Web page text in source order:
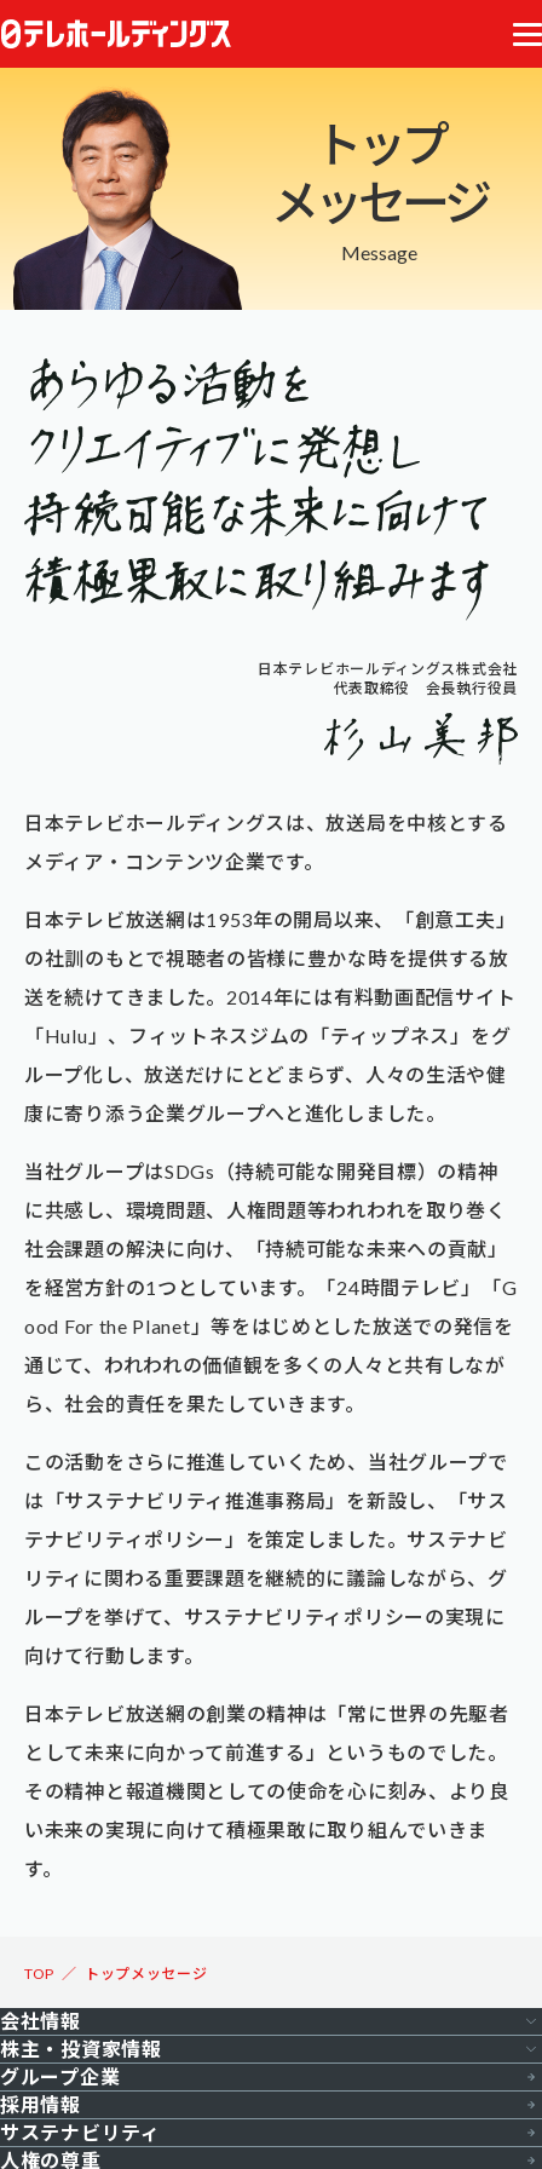
トップ
メッセージ
Message
日本テレビホールディングス株式会社
代表取締役 会長執行役員
日本テレビホールディングスは、放送局を中核とする
メディア・コンテンツ企業です。
日本テレビ放送網は1953年の開局以来、「創意工夫」
の社訓のもとで視聴者の皆様に豊かな時を提供する放
送を続けてきました。2014年には有料動画配信サイト
「Hulu」、フィットネスジムの「ティップネス」をグ
ループ化し、放送だけにとどまらず、人々の生活や健
康に寄り添う企業グループへと進化しました。
当社グループはSDGs（持続可能な開発目標）の精神
に共感し、環境問題、人権問題等われわれを取り巻く
社会課題の解決に向け、「持続可能な未来への貢献」
を経営方針の1つとしています。「24時間テレビ」「G
ood For the Planet」等をはじめとした放送での発信を
通じて、われわれの価値観を多くの人々と共有しなが
ら、社会的責任を果たしていきます。
この活動をさらに推進していくため、当社グループで
は「サステナビリティ推進事務局」を新設し、「サス
テナビリティポリシー」を策定しました。サステナビ
リティに関わる重要課題を継続的に議論しながら、グ
ループを挙げて、サステナビリティポリシーの実現に
向けて行動します。
日本テレビ放送網の創業の精神は「常に世界の先駆者
として未来に向かって前進する」というものでした。
その精神と報道機関としての使命を心に刻み、より良
い未来の実現に向けて積極果敢に取り組んでいきま
す。
TOP トップメッセージ
会社情報
会社概要
役員一覧
株主・投資家情報
株主・投資家情報トップ
決算短信
グループ企業
採用情報
サステナビリティ
人権の尊重